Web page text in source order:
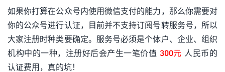
如果你打算在公众号内使用微信支付的能力，那么你需要对
你的公众号进行认证，目前并不支持订阅号转服务号，所以
大家注册时种类要确定。服务号必须是个体户、企业、组织
机构中的一种，注册好后会产生一笔价值 300元 人民币的
认证费用，真的坑！